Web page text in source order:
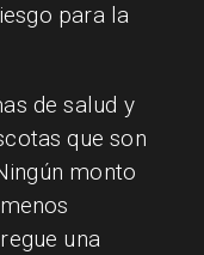
para la
de salud y
que son
monto
una